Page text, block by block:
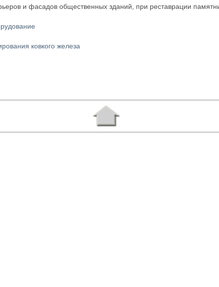
и фасадов общественных зданий, при реставрации
ковкого железа